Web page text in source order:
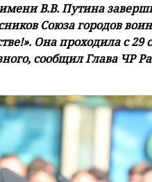
В.В. Путина
Союза городов
Она проходила с 29
сообщил Глава ЧР